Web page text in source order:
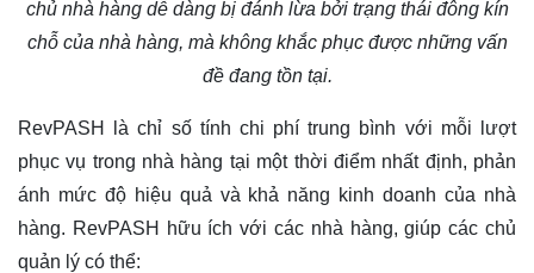
chủ nhà hàng dễ dàng bị đánh lừa bởi trạng thái đông kín
chỗ của nhà hàng, mà không khắc phục được những vấn
đề đang tồn tại.
RevPASH là chỉ số tính chi phí trung bình với mỗi lượt
phục vụ trong nhà hàng tại một thời điểm nhất định, phản
ánh mức độ hiệu quả và khả năng kinh doanh của nhà
hàng. RevPASH hữu ích với các nhà hàng, giúp các chủ
quản lý có thể: